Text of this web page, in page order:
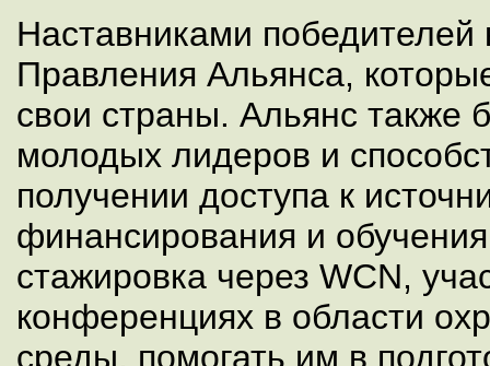
Наставниками победителей
Правления Альянса,
свои страны. Альянс также
молодых лидеров и
получении доступа к
финансирования и
стажировка через WCN,
конференциях в области
среды, помогать им в